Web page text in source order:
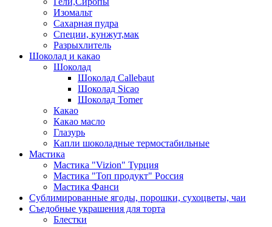
Изомальт
Сахарная пудра
Специи, кунжут,мак
Разрыхлитель
Шоколад и какао
Шоколад
Шоколад Callebaut
Шоколад Sicao
Шоколад Tomer
Какао
Какао масло
Глазурь
Капли шоколадные термостабильные
Мастика
Мастика "Vizion" Турция
Мастика "Топ продукт" Россия
Мастика Фанси
Сублимированные ягоды, порошки, сухоцветы, чаи
Съедобные украшения для торта
Блестки